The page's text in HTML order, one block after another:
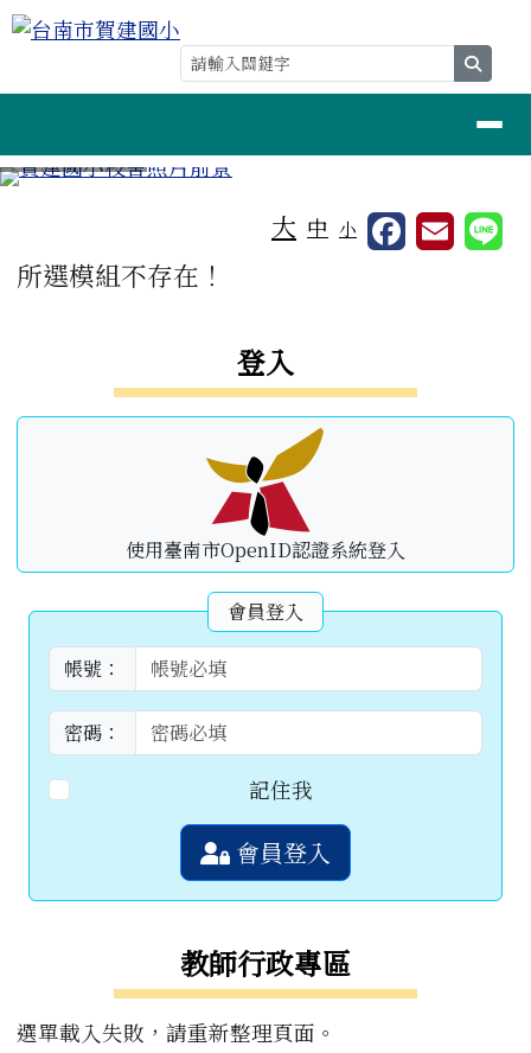
跳至主內容區
台南市賀建國小
⏸
大 中 小
主內容區域
所選模組不存在！
登入
使用臺南市OpenID認證系統登入
會員登入
帳號：
密碼：
記住我
會員登入
教師行政專區
選單載入失敗，請重新整理頁面。
頁尾區域